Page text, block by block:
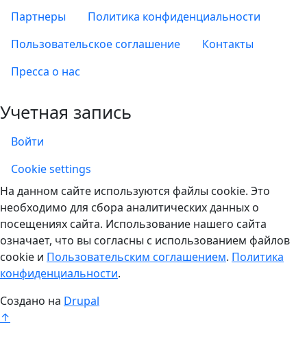
Партнеры
Политика конфиденциальности
Пользовательское соглашение
Контакты
Пресса о нас
Учетная запись
Войти
Учетная запись
Cookie settings
На данном сайте используются файлы cookie. Это
необходимо для сбора аналитических данных о
посещениях сайта. Использование нашего сайта
означает, что вы согласны с использованием файлов
cookie и Пользовательским соглашением. Политика
конфиденциальности.
Создано на Drupal
↑